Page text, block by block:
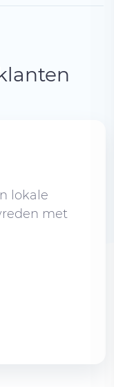
lokale
met